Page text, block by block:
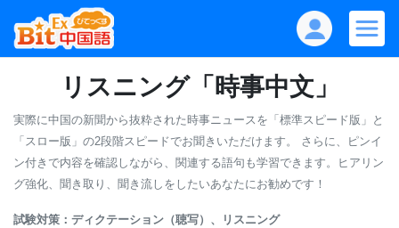
リスニング「時事中文」
実際に中国の新聞から抜粋された時事ニュースを「標準スピード版」と
「スロー版」の2段階スピードでお聞きいただけます。
さらに、ピンイ
ン付きで内容を確認しながら、関連する語句も学習できます。ヒアリン
グ強化、聞き取り、聞き流しをしたいあなたにお勧めです！
試験対策：ディクテーション（聴写）、リスニング